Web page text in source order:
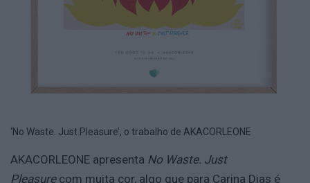
‘No Waste. Just Pleasure’, o trabalho de AKACORLEONE
AKACORLEONE apresenta No Waste. Just
Pleasurecom muita cor, algo que para Carina Dias é